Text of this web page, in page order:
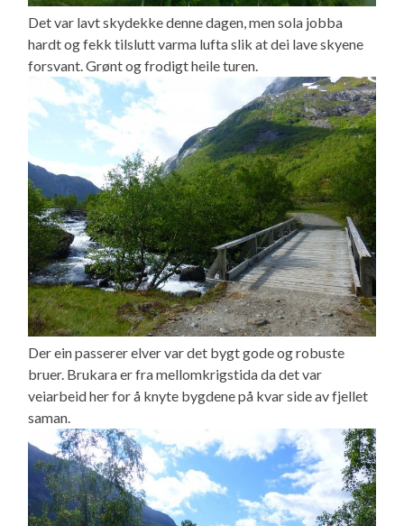
Det var lavt skydekke denne dagen, men sola jobba
hardt og fekk tilslutt varma lufta slik at dei lave skyene
forsvant. Grønt og frodigt heile turen.
Der ein passerer elver var det bygt gode og robuste
bruer. Brukara er fra mellomkrigstida da det var
veiarbeid her for å knyte bygdene på kvar side av fjellet
saman.